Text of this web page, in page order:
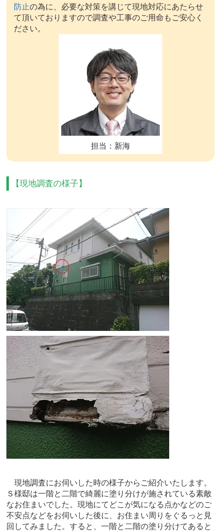
防止の為に、必要な対策を講じて現地対応にあたらせ
て頂いておりますので調査や工事のご用命もご安心く
ださい。
担当：新海
【現地調査の様子】
現地調査にお伺いした時の様子からご紹介いたします。
Ｓ様邸は一階と二階で綺麗に塗り分けが施されている素敵
なお住まいでした。現地にてどこが気になる点かなどのご
不安点などをお伺いした後に、お住まい周りをぐるっと見
回してみました。すると、一階と二階の塗り分けてあると